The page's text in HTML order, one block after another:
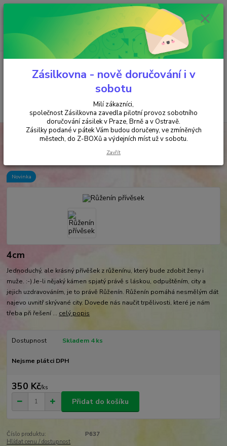
Minimální hodnota objednávky je 200 kč. Při nákupu nad 2000,- Kč je
požadována platba předem na účet.
Menu
+420 737 737 037
(Po-Pá, 9-18 hod.)
za
ŠPERKY & AMULETY & MALY Růženín přívěsek
Růženín přívěsek
Novinka
4cm
Jednoduchý, ale krásný přívěšek z růženínu, který bude zdobit ženy i
muže. :-) Je-li nějaký kámen spjatý právě s láskou, odpuštěním, city a
jejich uzdravováním, je to právě Růženín. Růženín pomáhá nesmělým dát
najevo uvnitř skrývané city. Dovede nás naučit trpělivosti, které je nám
třeba při řešení ... celý popis
Dostupnost Skladem 4 ks
Nejsme plátci DPH
350 Kč/ks
Přidat do košíku
Číslo produktu:
P637
Hlídat cenu / dostupnost
Zásilkovna - nově doručování i v
sobotu
Milí zákazníci,
společnost Zásilkovna zavedla pilotní provoz sobotního
doručování zásilek v Praze, Brně a v Ostravě.
Zásilky podané v pátek Vám budou doručeny, ve zmíněných
městech, do Z-BOXů a výdejních míst už v sobotu.
Zavřít